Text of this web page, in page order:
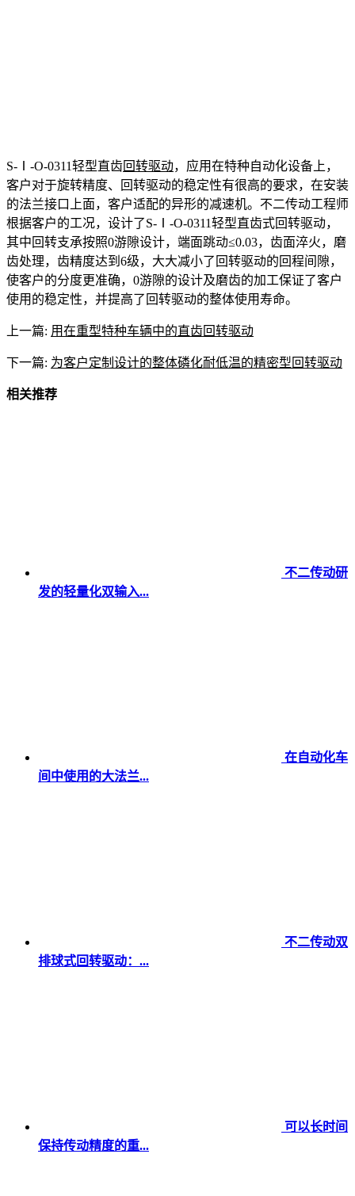
S-Ⅰ-O-0311轻型直齿回转驱动，应用在特种自动化设备上，
客户对于旋转精度、回转驱动的稳定性有很高的要求，在安装
的法兰接口上面，客户适配的异形的减速机。不二传动工程师
根据客户的工况，设计了S-Ⅰ-O-0311轻型直齿式回转驱动，
其中回转支承按照0游隙设计，端面跳动≤0.03，齿面淬火，磨
齿处理，齿精度达到6级，大大减小了回转驱动的回程间隙，
使客户的分度更准确，0游隙的设计及磨齿的加工保证了客户
使用的稳定性，并提高了回转驱动的整体使用寿命。
上一篇: 用在重型特种车辆中的直齿回转驱动
下一篇: 为客户定制设计的整体磷化耐低温的精密型回转驱动
相关推荐
不二传动研
发的轻量化双输入...
在自动化车
间中使用的大法兰...
不二传动双
排球式回转驱动：...
可以长时间
保持传动精度的重...